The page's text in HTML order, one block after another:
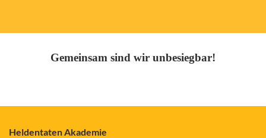
Gemeinsam sind wir unbesiegbar!
Heldentaten Akademie